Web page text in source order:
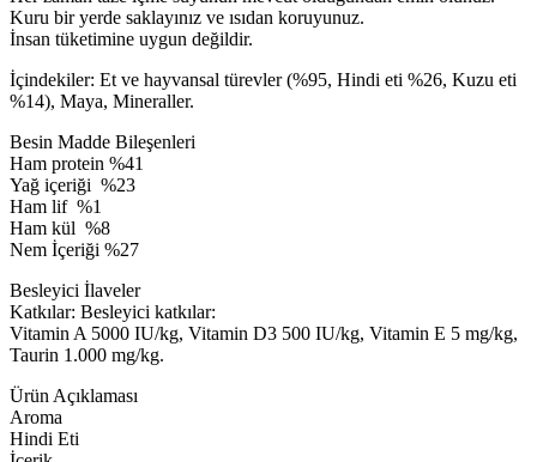
Kuru bir yerde saklayınız ve ısıdan koruyunuz.
İnsan tüketimine uygun değildir.
İçindekiler: Et ve hayvansal türevler (%95, Hindi eti %26, Kuzu eti
%14), Maya, Mineraller.
Besin Madde Bileşenleri
Ham protein %41
Yağ içeriği %23
Ham lif %1
Ham kül %8
Nem İçeriği %27
Besleyici İlaveler
Katkılar: Besleyici katkılar:
Vitamin A 5000 IU/kg, Vitamin D3 500 IU/kg, Vitamin E 5 mg/kg,
Taurin 1.000 mg/kg.
Ürün Açıklaması
Aroma
Hindi Eti